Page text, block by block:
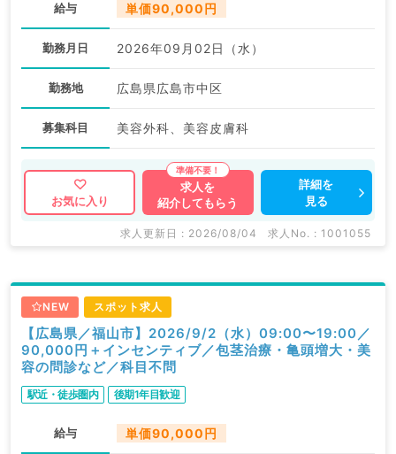
給与 単価90,000円
勤務月日 2026年09月02日（水）
勤務地 広島県広島市中区
募集科目 美容外科、美容皮膚科
お気に入り
求人を
紹介してもらう
詳細を
見る
求人更新日 : 2026/08/04 求人No. : 1001055
NEW スポット求人
【広島県／福山市】2026/9/2（水）09:00〜19:00／
90,000円＋インセンティブ／包茎治療・亀頭増大・美
容の問診など／科目不問
駅近・徒歩圏内 後期1年目歓迎
給与 単価90,000円